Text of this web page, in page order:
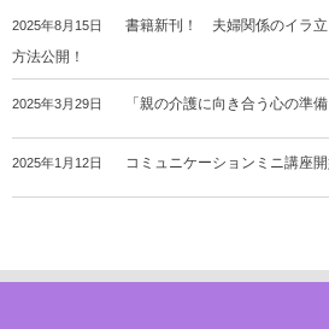
2025年8月15日
書籍新刊！ 夫婦関係のイラ
方法公開！
2025年3月29日 「親の介護に向き合う心の準
2025年1月12日 コミュニケーションミニ講座開